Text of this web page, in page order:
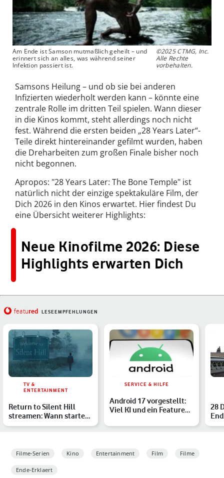
Am Ende ist Samson mutmaßlich geheilt – und
erinnert sich an alles, was während seiner
Infektion passiert ist.
©2025 CTMG, Inc.
Alle Rechte
vorbehalten.
Samsons Heilung – und ob sie bei anderen
Infizierten wiederholt werden kann – könnte eine
zentrale Rolle im dritten Teil spielen. Wann dieser
in die Kinos kommt, steht allerdings noch nicht
fest. Während die ersten beiden „28 Years Later“-
Teile direkt hintereinander gefilmt wurden, haben
die Dreharbeiten zum großen Finale bisher noch
nicht begonnen.
Apropos: "28 Years Later: The Bone Temple" ist
natürlich nicht der einzige spektakuläre Film, der
Dich 2026 in den Kinos erwartet. Hier findest Du
eine Übersicht weiterer Highlights:
Neue Kinofilme 2026: Diese
Highlights erwarten Dich
featured LESEEMPFEHLUNGEN
TV &
ENTERTAINMENT
Return to Silent Hill
streamen: Wann startet
der Horrorfilm im He…
SERVICE & HILFE
Android 17 vorgestellt:
Viel KI und ein Feature
28
Filme-Serien Kino Entertainment Film Filme
Ende-Erklaert